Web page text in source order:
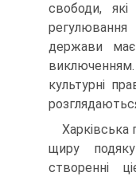
свободи,
держави
культурні
Харківська
щиру
створенні